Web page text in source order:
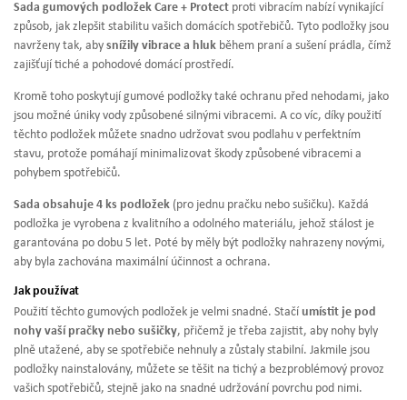
Sada gumových podložek Care + Protect proti vibracím nabízí vynikající
způsob, jak zlepšit stabilitu vašich domácích spotřebičů. Tyto podložky jsou
navrženy tak, aby snížily vibrace a hluk během praní a sušení prádla, čímž
zajišťují tiché a pohodové domácí prostředí.
Kromě toho poskytují gumové podložky také ochranu před nehodami, jako
jsou možné úniky vody způsobené silnými vibracemi. A co víc, díky použití
těchto podložek můžete snadno udržovat svou podlahu v perfektním
stavu, protože pomáhají minimalizovat škody způsobené vibracemi a
pohybem spotřebičů.
Sada obsahuje 4 ks podložek (pro jednu pračku nebo sušičku). Každá
podložka je vyrobena z kvalitního a odolného materiálu, jehož stálost je
garantována po dobu 5 let. Poté by měly být podložky nahrazeny novými,
aby byla zachována maximální účinnost a ochrana.
Jak používat
Použití těchto gumových podložek je velmi snadné. Stačí umístit je pod
nohy vaší pračky nebo sušičky, přičemž je třeba zajistit, aby nohy byly
plně utažené, aby se spotřebiče nehnuly a zůstaly stabilní. Jakmile jsou
podložky nainstalovány, můžete se těšit na tichý a bezproblémový provoz
vašich spotřebičů, stejně jako na snadné udržování povrchu pod nimi.